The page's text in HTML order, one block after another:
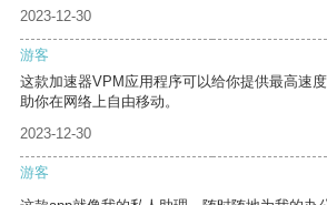
2023-12-30
游客
这款加速器VPM应用程序可以给你提供最高速
助你在网络上自由移动。
2023-12-30
游客